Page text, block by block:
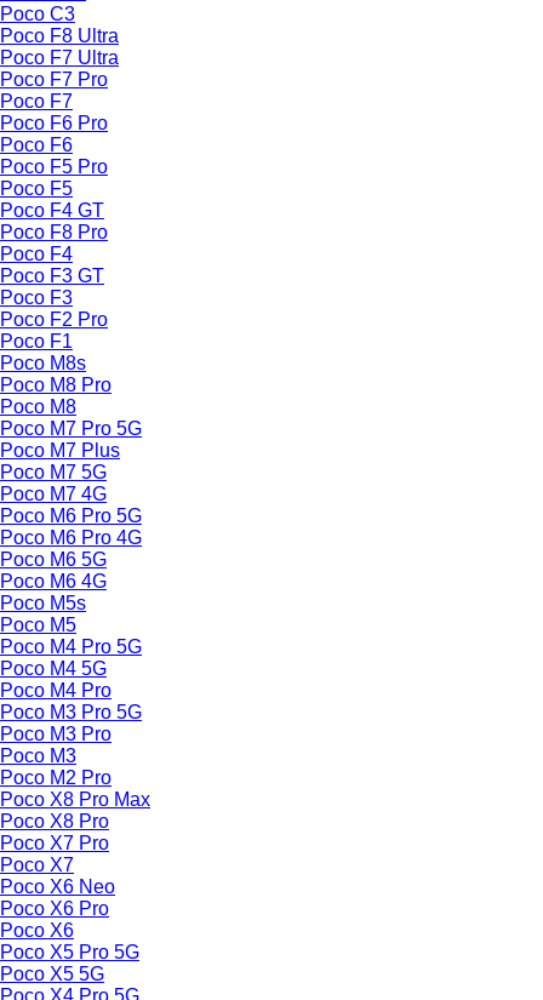
Poco C3
Poco F8 Ultra
Poco F7 Ultra
Poco F7 Pro
Poco F7
Poco F6 Pro
Poco F6
Poco F5 Pro
Poco F5
Poco F4 GT
Poco F8 Pro
Poco F4
Poco F3 GT
Poco F3
Poco F2 Pro
Poco F1
Poco M8s
Poco M8 Pro
Poco M8
Poco M7 Pro 5G
Poco M7 Plus
Poco M7 5G
Poco M7 4G
Poco M6 Pro 5G
Poco M6 Pro 4G
Poco M6 5G
Poco M6 4G
Poco M5s
Poco M5
Poco M4 Pro 5G
Poco M4 5G
Poco M4 Pro
Poco M3 Pro 5G
Poco M3 Pro
Poco M3
Poco M2 Pro
Poco X8 Pro Max
Poco X8 Pro
Poco X7 Pro
Poco X7
Poco X6 Neo
Poco X6 Pro
Poco X6
Poco X5 Pro 5G
Poco X5 5G
Poco X4 Pro 5G